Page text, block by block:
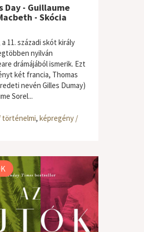
Day - Guillaume
- Skócia
11. századi skót király
nyilván
drámájából ismerik. Ezt
két francia, Thomas
nevén Gilles Dumay)
Sorel...
történelmi, képregény /